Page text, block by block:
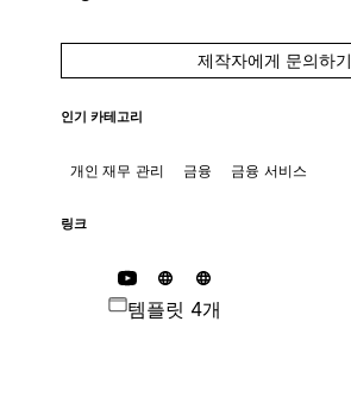
제작자에게 문의하기
인기 카테고리
개인 재무 관리 금융 금융 서비스
링크
템플릿 4개